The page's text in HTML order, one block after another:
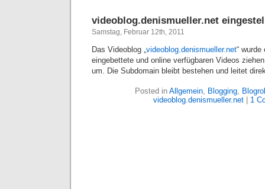
videoblog.denismueller.net
Samstag, Februar 12th, 2011
Das Videoblog „videoblog.denismueller.net“
eingebettete und online verfügbaren Videos
um. Die Subdomain bleibt bestehen und leitet
Posted in Allgemein, Blogging,
videoblog.denismueller.net
1